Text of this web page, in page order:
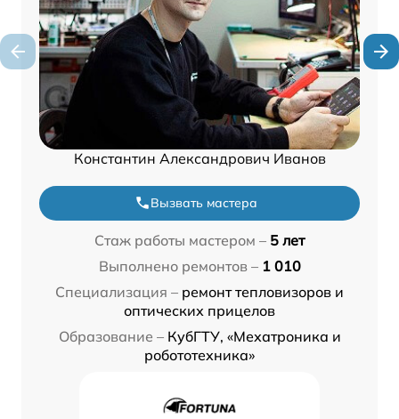
Константин Александрович Иванов
Вызвать мастера
Стаж работы мастером – 5 лет
Выполнено ремонтов – 1 010
Специализация – ремонт тепловизоров и
оптических прицелов
Образование – КубГТУ, «Мехатроника и
робототехника»